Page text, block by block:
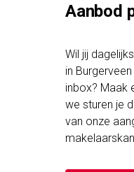
Aanbod
Wil jij
in
inbox? Maak
we sturen je
van onze